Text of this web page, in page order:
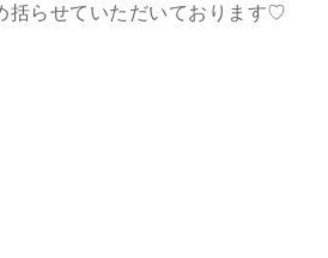
括らせていただいております♡